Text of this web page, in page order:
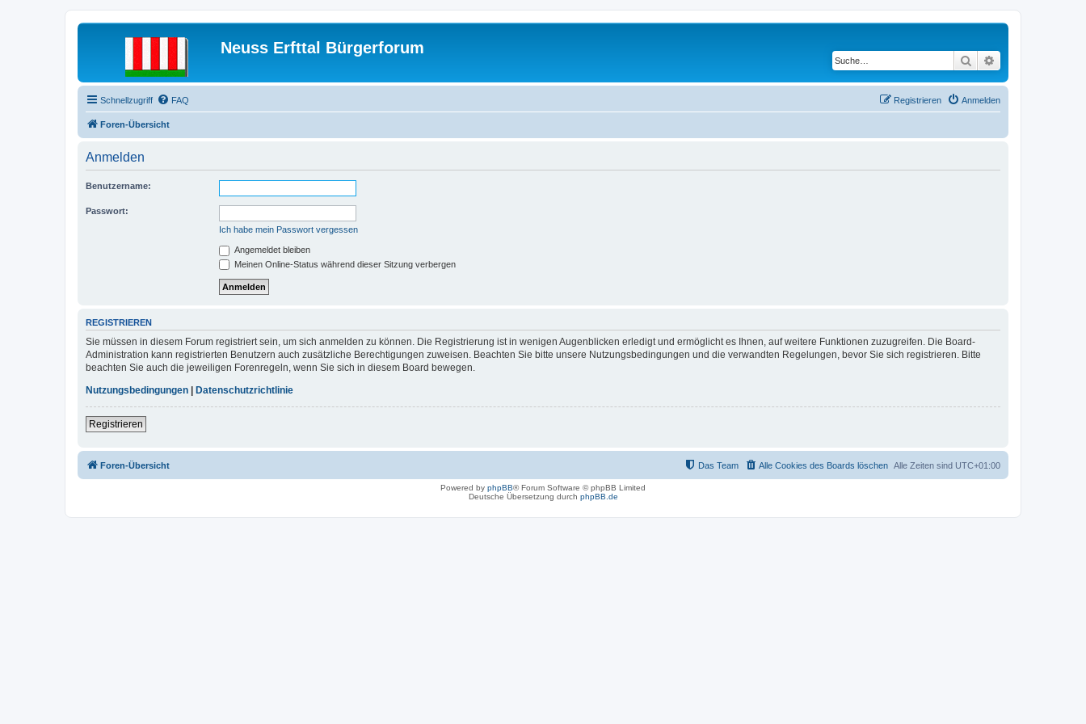
Neuss Erfttal Bürgerforum
Suche
Schnellzugriff FAQ Anmelden
Registrieren
Foren-Übersicht
Anmelden
Benutzername:
Passwort:
Ich habe mein Passwort vergessen
Angemeldet bleiben
Meinen Online-Status während dieser Sitzung verbergen
REGISTRIEREN
Sie müssen in diesem Forum registriert sein, um sich anmelden zu können. Die Registrierung ist in wenigen Augenblicken erledigt und ermöglicht es Ihnen, auf weitere Funktionen zuzugreifen. Die Board-
Administration kann registrierten Benutzern auch zusätzliche Berechtigungen zuweisen. Beachten Sie bitte unsere Nutzungsbedingungen und die verwandten Regelungen, bevor Sie sich registrieren. Bitte
beachten Sie auch die jeweiligen Forenregeln, wenn Sie sich in diesem Board bewegen.
Nutzungsbedingungen | Datenschutzrichtlinie
Registrieren
Foren-Übersicht Alle Zeiten sind UTC+01:00
Alle Cookies des Boards löschen
Das Team
Powered by phpBB® Forum Software © phpBB Limited
Deutsche Übersetzung durch phpBB.de